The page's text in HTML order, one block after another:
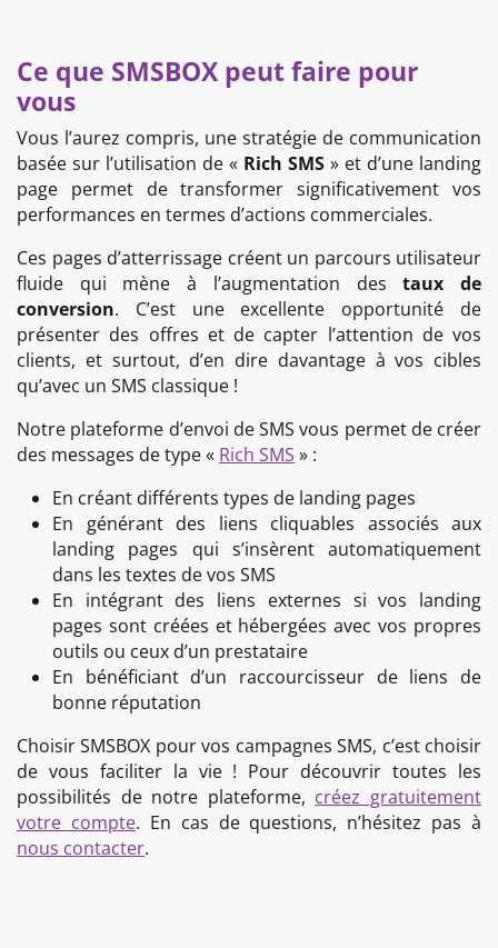
Ce que SMSBOX peut faire pour
vous
Vous l’aurez compris, une stratégie de communication
basée sur l’utilisation de « Rich SMS » et d’une landing
page permet de transformer significativement vos
performances en termes d’actions commerciales.
Ces pages d’atterrissage créent un parcours utilisateur
fluide qui mène à l’augmentation destaux de
conversion. C’est une excellente opportunité de
présenter des offres et de capter l’attention de vos
clients, et surtout, d’en dire davantage à vos cibles
qu’avec un SMS classique !
Notre plateforme d’envoi de SMS vous permet de créer
des messages de type « Rich SMS » :
En créant différents types de landing pages
En générant des liens cliquables associés aux
landing pages qui s’insèrent automatiquement
dans les textes de vos SMS
En intégrant des liens externes si vos landing
pages sont créées et hébergées avec vos propres
outils ou ceux d’un prestataire
En bénéficiant d’un raccourcisseur de liens de
bonne réputation
Choisir SMSBOX pour vos campagnes SMS, c’est choisir
de vous faciliter la vie ! Pour découvrir toutes les
possibilités de notre plateforme, créez gratuitement
votre compte. En cas de questions, n’hésitez pas à
nous contacter.